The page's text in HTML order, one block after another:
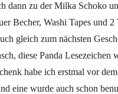
dann zu der Milka Schoko
Becher, Washi Tapes und
gleich zum nächsten
diese Panda
habe ich erstmal vor
eine wurde auch schon